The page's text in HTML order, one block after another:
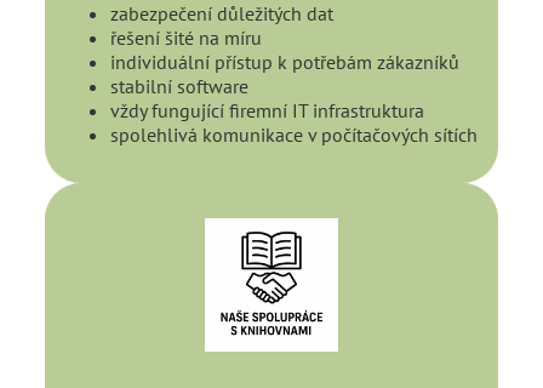
zabezpečení důležitých dat
řešení šité na míru
individuální přístup k potřebám zákazníků
stabilní software
vždy fungující firemní IT infrastruktura
spolehlivá komunikace v počítačových sítích